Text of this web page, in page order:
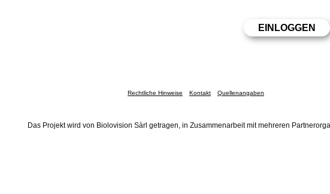
Rechtliche Hinweise Kontakt Quellenangaben
Das Projekt wird von Biolovision Sàrl getragen, in Zusammenarbeit mit mehreren